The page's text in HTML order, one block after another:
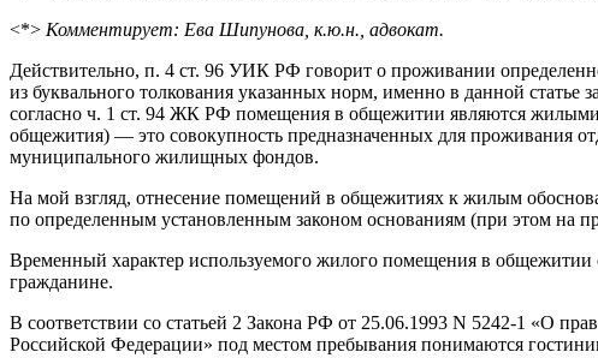
<*> Комментирует: Ева Шипунова, к.ю.н., адвокат.
Действительно, п. 4 ст. 96 УИК РФ говорит о проживании
из буквального толкования указанных норм, именно в данной
согласно ч. 1 ст. 94 ЖК РФ помещения в общежитии являются
общежития) — это совокупность предназначенных для проживания
муниципального жилищных фондов.
На мой взгляд, отнесение помещений в общежитиях к жилым
по определенным установленным законом основаниям (при этом на
Временный характер используемого жилого помещения в общежитии
гражданине.
В соответствии со статьей 2 Закона РФ от 25.06.1993 N 5242-1 «О
Российской Федерации» под местом пребывания понимаются